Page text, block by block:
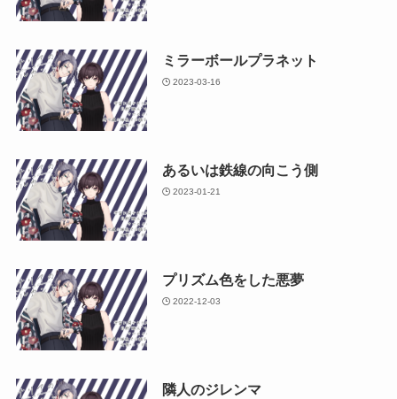
ミラーボールプラネット
2023-03-16
あるいは鉄線の向こう側
2023-01-21
プリズム色をした悪夢
2022-12-03
隣人のジレンマ